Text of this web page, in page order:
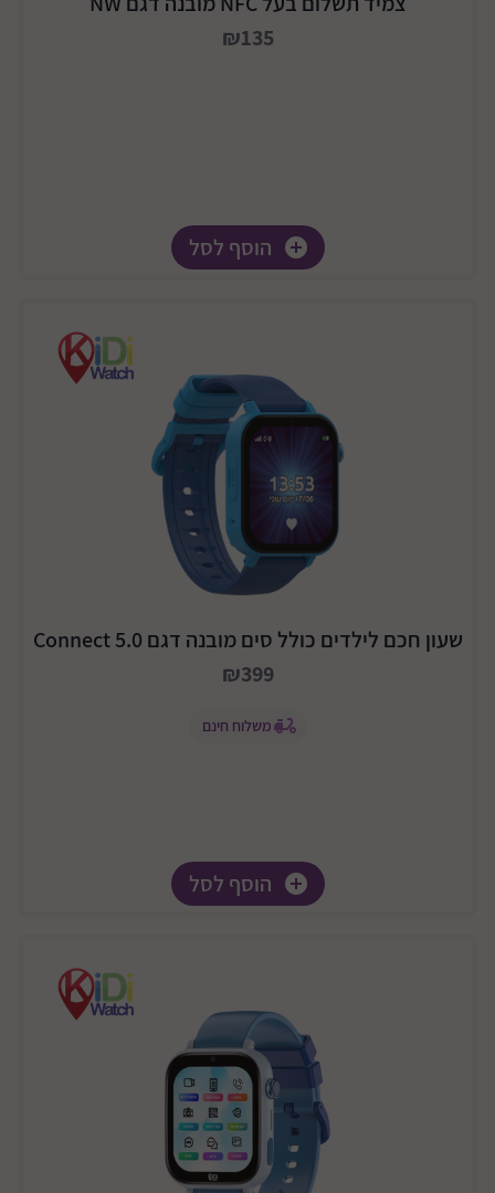
₪135
הוסף לסל
שעון חכם לילדים כולל סים מובנה דגם Connect 5.0
₪399
משלוח חינם
הוסף לסל